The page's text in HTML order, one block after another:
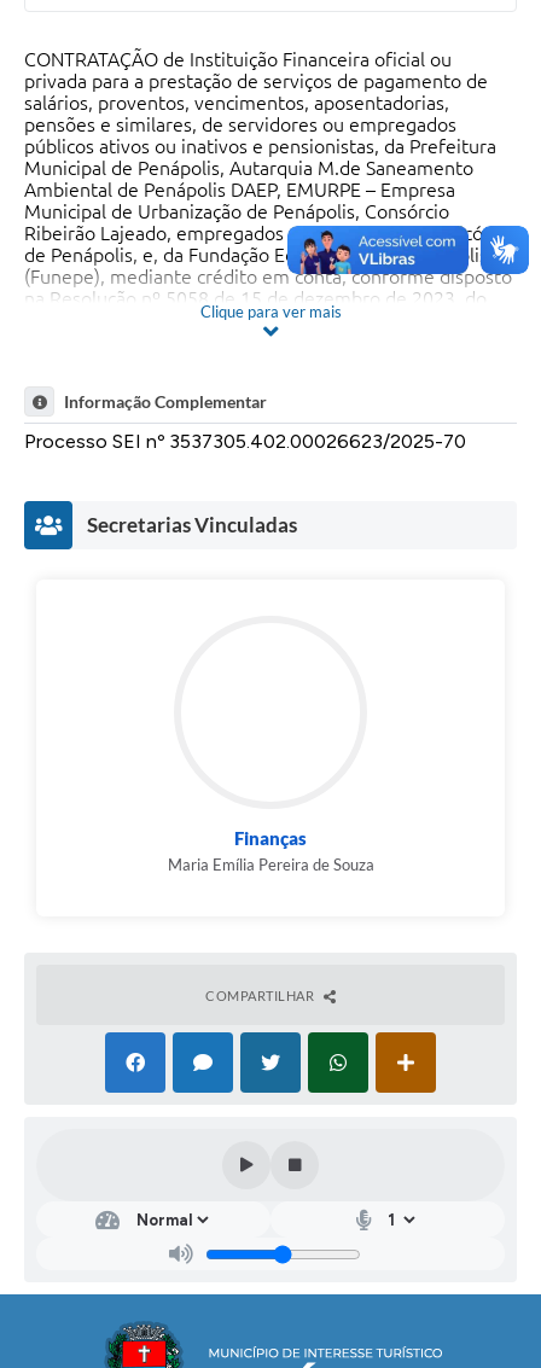
CONTRATAÇÃO de Instituição Financeira oficial ou
privada para a prestação de serviços de pagamento de
salários, proventos, vencimentos, aposentadorias,
pensões e similares, de servidores ou empregados
públicos ativos ou inativos e pensionistas, da Prefeitura
Municipal de Penápolis, Autarquia M.de Saneamento
Ambiental de Penápolis DAEP, EMURPE – Empresa
Municipal de Urbanização de Penápolis, Consórcio
Ribeirão Lajeado, empregados da Santa Casa Misericórdia
de Penápolis, e, da Fundação Educacional de Penápolis
(Funepe), mediante crédito em conta, conforme disposto
na Resolução nº 5058 de 15 de dezembro de 2023, do
Conselho Monetário Nacional e posteriores alterações, se
Clique para ver mais
Informação Complementar
Processo SEI nº 3537305.402.00026623/2025-70
Secretarias Vinculadas
Finanças
Maria Emília Pereira de Souza
COMPARTILHAR